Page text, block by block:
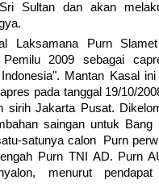
Sultan dan akan
Laksamana Purn
Pemilu 2009 sebagai
Mantan Kasal
pada tanggal 19/10/
sirih Jakarta Pusat.
saingan untuk Bang
satunya calon Purn
Purn TNI AD. Purn
menurut